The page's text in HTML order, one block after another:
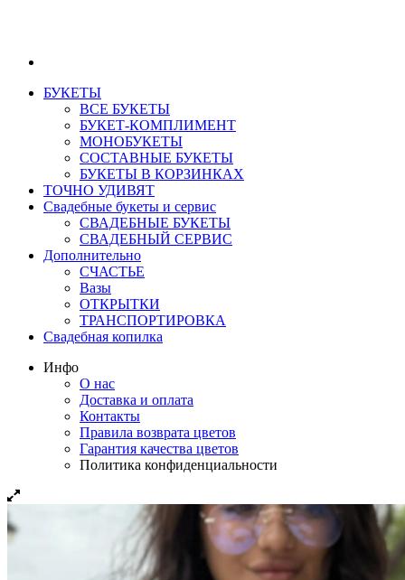
БУКЕТЫ
ВСЕ БУКЕТЫ
БУКЕТ-КОМПЛИМЕНТ
МОНОБУКЕТЫ
СОСТАВНЫЕ БУКЕТЫ
БУКЕТЫ В КОРЗИНКАХ
ТОЧНО УДИВЯТ
Свадебные букеты и сервис
СВАДЕБНЫЕ БУКЕТЫ
СВАДЕБНЫЙ СЕРВИС
Дополнительно
СЧАСТЬЕ
Вазы
ОТКРЫТКИ
ТРАНСПОРТИРОВКА
Свадебная копилка
Инфо
О нас
Доставка и оплата
Контакты
Правила возврата цветов
Гарантия качества цветов
Политика конфиденциальности